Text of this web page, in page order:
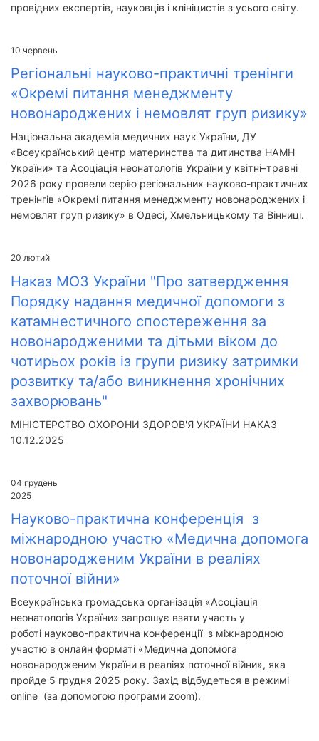
провідних експертів, науковців і клініцистів з усього світу.
10 червень
Регіональні науково-практичні тренінги
«Окремі питання менеджменту
новонароджених і немовлят груп ризику»
Національна академія медичних наук України, ДУ
«Всеукраїнський центр материнства та дитинства НАМН
України» та Асоціація неонатологів України у квітні–травні
2026 року провели серію регіональних науково-практичних
тренінгів «Окремі питання менеджменту новонароджених і
немовлят груп ризику» в Одесі, Хмельницькому та Вінниці.
20 лютий
Наказ МОЗ України "Про затвердження
Порядку надання медичної допомоги з
катамнестичного спостереження за
новонародженими та дітьми віком до
чотирьох років із групи ризику затримки
розвитку та/або виникнення хронічних
захворювань"
МІНІСТЕРСТВО ОХОРОНИ ЗДОРОВ'Я УКРАЇНИ НАКАЗ
10.12.2025
04 грудень
2025
Науково-практична конференція з
міжнародною участю «Медична допомога
новонародженим України в реаліях
поточної війни»
Всеукраїнська громадська організація «Асоціація
неонатологів України» запрошує взяти участь у
роботі науково-практична конференції з міжнародною
участю в онлайн форматі «Медична допомога
новонародженим України в реаліях поточної війни», яка
пройде 5 грудня 2025 року. Захід відбудеться в режимі
online (за допомогою програми zoom).